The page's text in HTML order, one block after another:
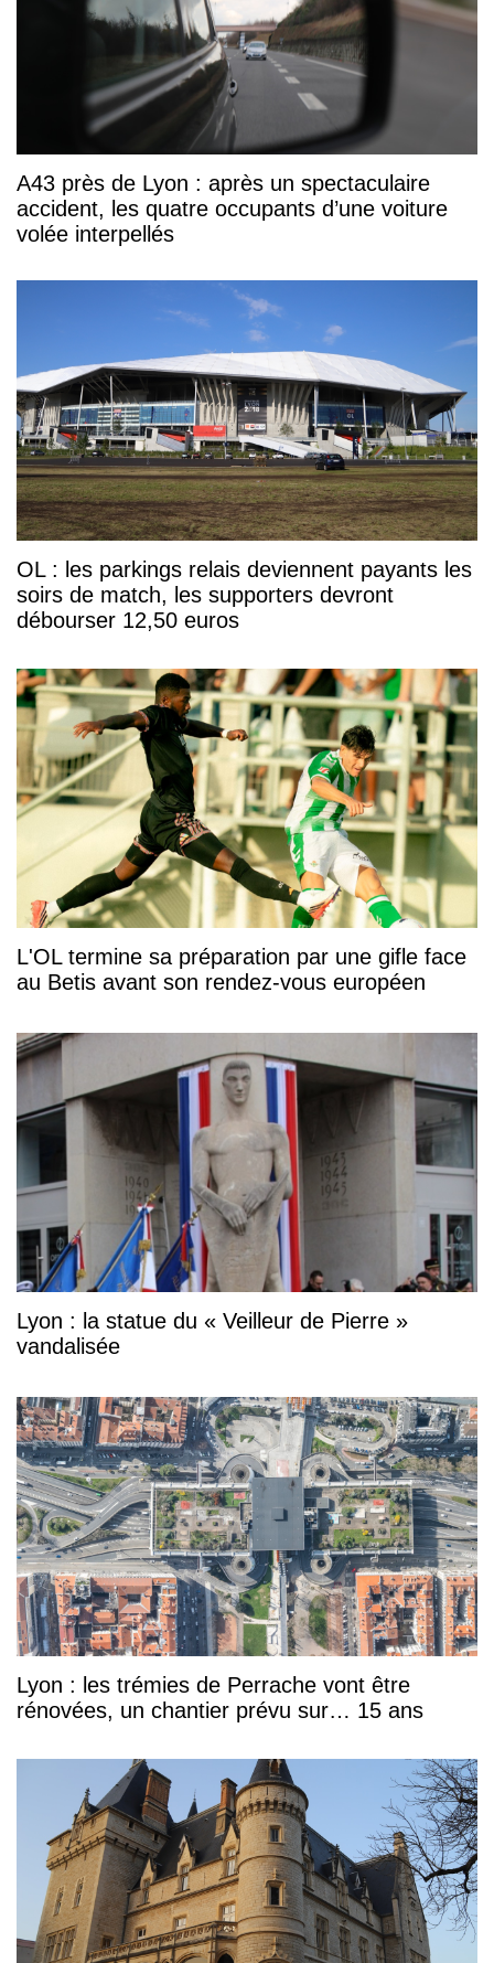
A43 près de Lyon : après un spectaculaire
accident, les quatre occupants d’une voiture
volée interpellés
OL : les parkings relais deviennent payants les
soirs de match, les supporters devront
débourser 12,50 euros
L'OL termine sa préparation par une gifle face
au Betis avant son rendez-vous européen
Lyon : la statue du « Veilleur de Pierre »
vandalisée
Lyon : les trémies de Perrache vont être
rénovées, un chantier prévu sur… 15 ans